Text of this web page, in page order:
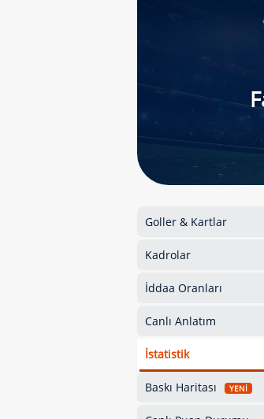
Goller & Kartlar
Kadrolar
İddaa Oranları
Canlı Anlatım
İstatistik
Baskı Haritası YENİ